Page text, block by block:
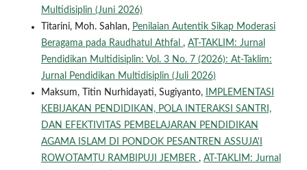
Multidisiplin (Juni 2026)
Titarini, Moh. Sahlan, Penilaian Autentik Sikap Moderasi
Beragama pada Raudhatul Athfal , AT-TAKLIM: Jurnal
Pendidikan Multidisiplin: Vol. 3 No. 7 (2026): At-Taklim:
Jurnal Pendidikan Multidisiplin (Juli 2026)
Maksum, Titin Nurhidayati, Sugiyanto,
IMPLEMENTASI
KEBIJAKAN PENDIDIKAN, POLA INTERAKSI SANTRI,
DAN EFEKTIVITAS PEMBELAJARAN PENDIDIKAN
AGAMA ISLAM DI PONDOK PESANTREN ASSUJA'I
ROWOTAMTU RAMBIPUJI JEMBER , AT-TAKLIM: Jurnal